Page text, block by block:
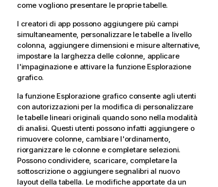
come vogliono presentare le proprie tabelle.
I creatori di app possono aggiungere più campi
simultaneamente, personalizzare le tabelle a livello
colonna, aggiungere dimensioni e misure alternative,
impostare la larghezza delle colonne, applicare
l'impaginazione e attivare la funzione Esplorazione
grafico.
la funzione Esplorazione grafico consente agli utenti
con autorizzazioni per la modifica di personalizzare
le tabelle lineari originali quando sono nella modalità
di analisi. Questi utenti possono infatti aggiungere o
rimuovere colonne, cambiare l'ordinamento,
riorganizzare le colonne e completare selezioni.
Possono condividere, scaricare, completare la
sottoscrizione o aggiungere segnalibri al nuovo
layout della tabella. Le modifiche apportate da un